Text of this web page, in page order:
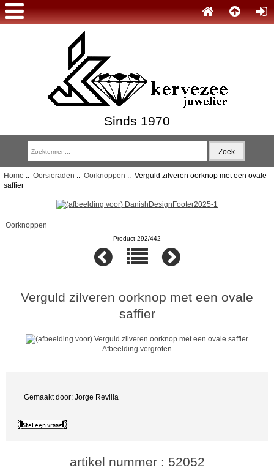
Sinds 1970
Home :: Oorsieraden :: Oorknoppen :: Verguld zilveren oorknop met een ovale
saffier
Oorknoppen
Product 292/442
Verguld zilveren oorknop met een ovale
saffier
Afbeelding vergroten
Gemaakt door: Jorge Revilla
artikel nummer : 52052